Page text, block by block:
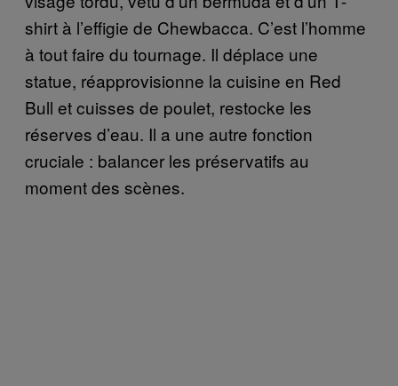
shirt à l’effigie de Chewbacca. C’est l’homme
à tout faire du tournage. Il déplace une
statue, réapprovisionne la cuisine en Red
Bull et cuisses de poulet, restocke les
réserves d’eau. Il a une autre fonction
cruciale : balancer les préservatifs au
moment des scènes.